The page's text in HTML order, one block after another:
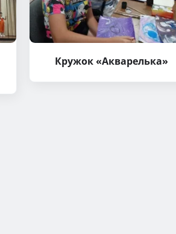
Кружок «Акварелька»